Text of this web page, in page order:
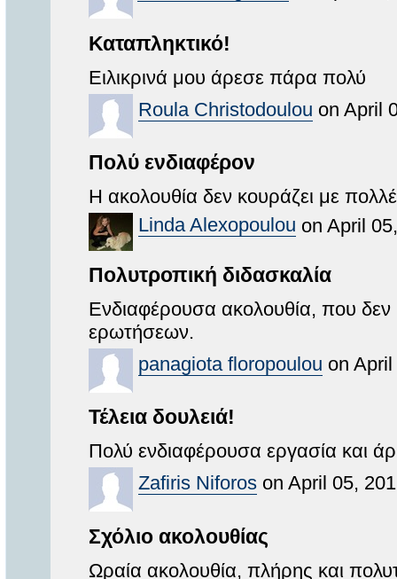
Καταπληκτικό!
Ειλικρινά μου άρεσε πάρα πολύ
Roula Christodoulou on April
Πολύ ενδιαφέρον
Η ακολουθία δεν κουράζει με
Linda Alexopoulou on April
Πολυτροπική διδασκαλία
Ενδιαφέρουσα ακολουθία, που δεν
ερωτήσεων.
panagiota floropoulou on
Τέλεια δουλειά!
Πολύ ενδιαφέρουσα εργασία και
Zafiris Niforos on April 05,
Σχόλιο ακολουθίας
Ωραία ακολουθία, πλήρης και